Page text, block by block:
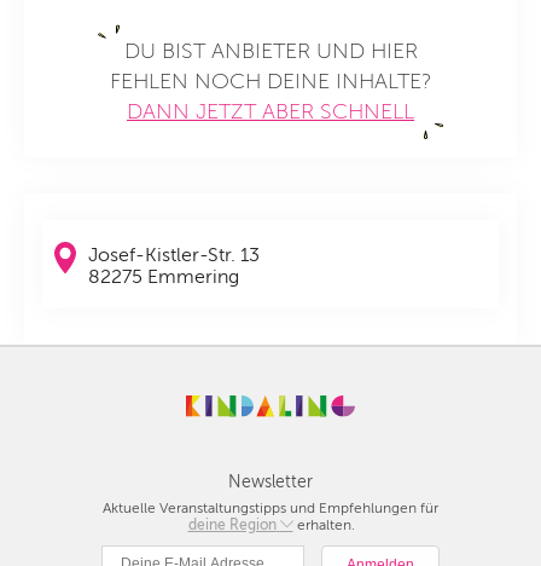
DU BIST ANBIETER UND HIER
FEHLEN NOCH DEINE INHALTE?
DANN JETZT ABER SCHNELL
Josef-Kistler-Str. 13
82275 Emmering
Newsletter
Aktuelle Veranstaltungstipps und Empfehlungen für
deine Region
Berlin
München
erhalten.